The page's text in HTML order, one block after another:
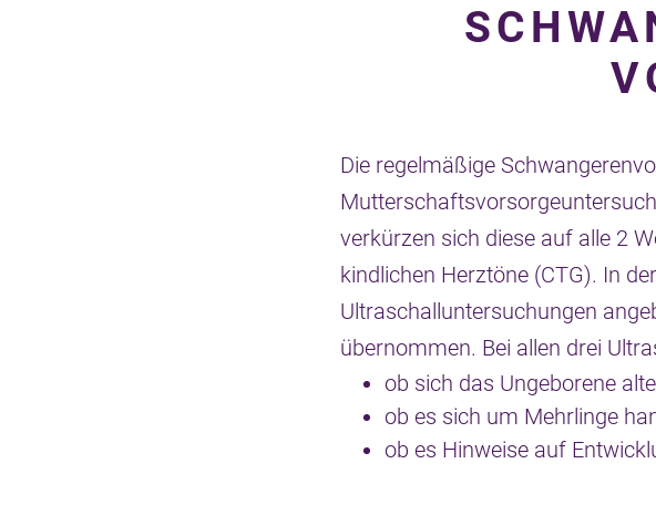
Die regelmäßige
verkürzen sich diese auf alle 2
kindlichen Herztöne (CTG). In
Ultraschalluntersuchungen
übernommen. Bei allen drei
ob sich das Ungeborene
ob es sich um Mehrlinge
ob es Hinweise auf